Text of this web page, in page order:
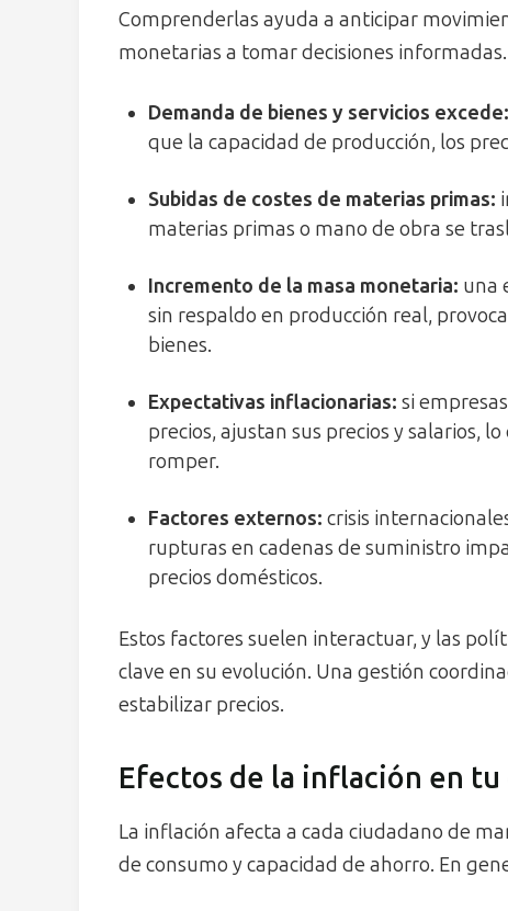
Comprenderlas ayuda a anticipar
monetarias a tomar decisiones informadas.
Demanda de bienes y servicios excede:
que la capacidad de producción, los
Subidas de costes de materias primas:
materias primas o mano de obra se
Incremento de la masa monetaria: una
sin respaldo en producción real,
bienes.
Expectativas inflacionarias: si
precios, ajustan sus precios y salarios,
romper.
Factores externos: crisis
rupturas en cadenas de suministro
precios domésticos.
Estos factores suelen interactuar, y las
clave en su evolución. Una gestión
estabilizar precios.
Efectos de la inflación en
La inflación afecta a cada ciudadano de
de consumo y capacidad de ahorro. En